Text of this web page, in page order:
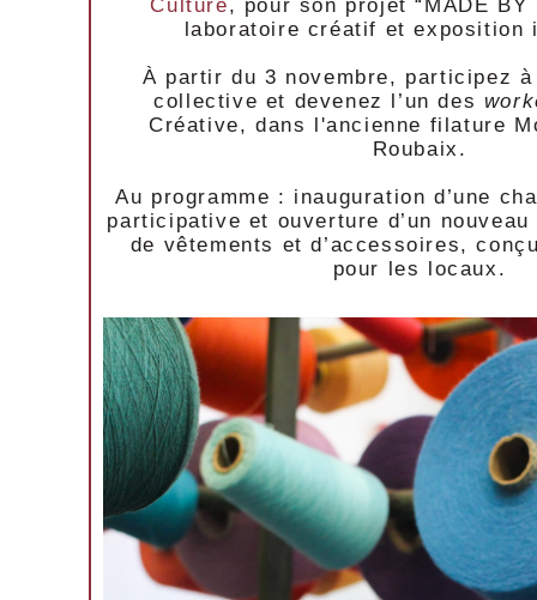
Culture, pour son projet “MADE BY
laboratoire créatif et exposition
À partir du 3 novembre, participez
collective et devenez l’un des
Créative, dans l'ancienne filature
Roubaix.
Au programme : inauguration d’une
participative et ouverture d’un nouveau
de vêtements et d’accessoires,
pour les locaux.